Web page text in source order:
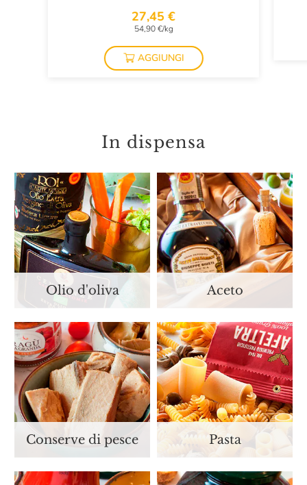
27,45 €
54,90 €/kg
AGGIUNGI
In dispensa
Olio d'oliva Aceto
Conserve di pesce Pasta